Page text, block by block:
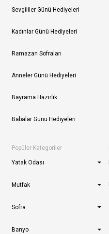
Sevgililer Günü Hediyeleri
Kadınlar Günü Hediyeleri
Ramazan Sofraları
Anneler Günü Hediyeleri
Bayrama Hazırlık
Babalar Günü Hediyeleri
Popüler Kategoriler
Yatak Odası
Mutfak
Sofra
Banyo